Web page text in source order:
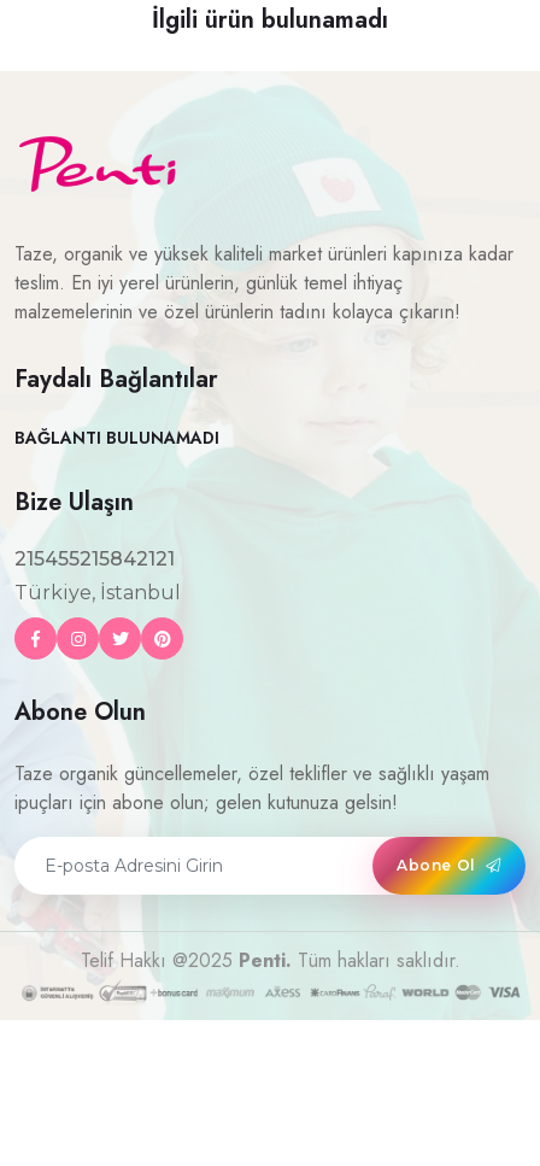
İlgili ürün bulunamadı
Taze, organik ve yüksek kaliteli market ürünleri kapınıza kadar
teslim. En iyi yerel ürünlerin, günlük temel ihtiyaç
malzemelerinin ve özel ürünlerin tadını kolayca çıkarın!
Faydalı Bağlantılar
BAĞLANTI BULUNAMADI
Bize Ulaşın
215455215842121
Türkiye, İstanbul
Abone Olun
Taze organik güncellemeler, özel teklifler ve sağlıklı yaşam
ipuçları için abone olun; gelen kutunuza gelsin!
Abone Ol
Telif Hakkı @2025 Penti. Tüm hakları saklıdır.